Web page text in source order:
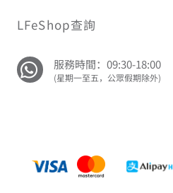
LFeShop查詢
服務時間：09:30-18:00
(星期一至五，公眾假期除外)